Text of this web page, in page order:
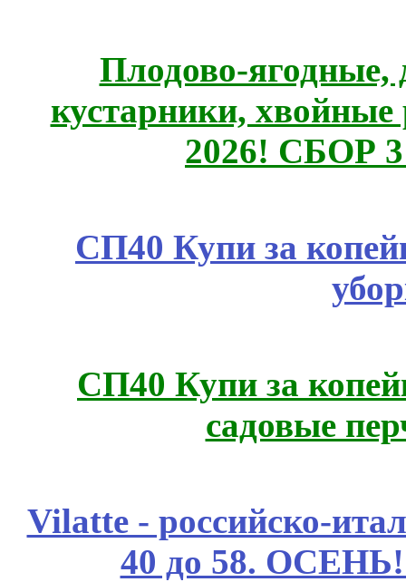
Плодово-ягодные,
кустарники,
2026! СБОР
СП40 Купи за
СП40 Купи за
садовые
Vilatte - российско-
40 до 58.